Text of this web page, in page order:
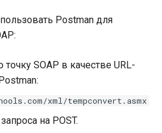
Пакеты и импорт
Подробнее о fmt.Printf
JSON Unmarshal:
JSON Unmarshal:
структуры
Postman для
SOAP в качестве URL-
xml/tempconvert.asmx
на POST.